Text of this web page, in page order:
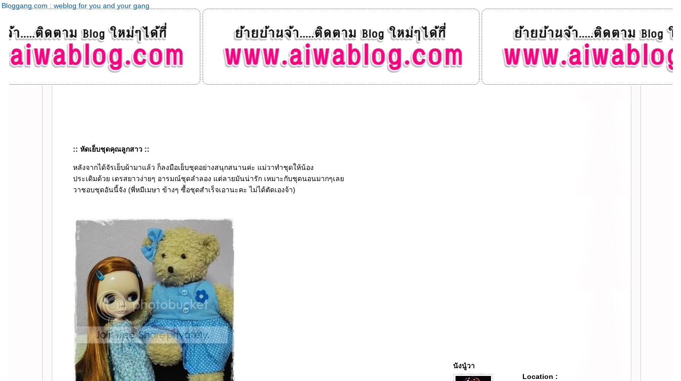
Bloggang.com : weblog for you and your gang
:: หัดเย็บชุดคุณลูกสาว ::
หลังจากได้จัรเย็บผ้ามาแล้ว ก็ลงมือเย็บชุดอย่างสนุกสนานค่ะ แม่วาทำชุดให้น้อง
ประเดิมด้วย เดรสยาวง่ายๆ อารมณ์ชุดลำลอง แต่ลายมันน่ารัก เหมาะกับชุดนอนมากๆเล
วาชอบชุดอันนี้จัง (พี่หมีเมษา ข้างๆ ซื้อชุดสำเร็จเอานะคะ ไม่ได้ตัดเองจ้า)
นังนู๋วา
Location :